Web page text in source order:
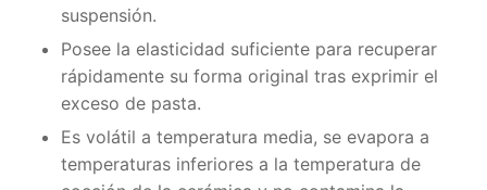
suspensión.
Posee la elasticidad suficiente para recuperar
rápidamente su forma original tras exprimir el
exceso de pasta.
Es volátil a temperatura media, se evapora a
temperaturas inferiores a la temperatura de